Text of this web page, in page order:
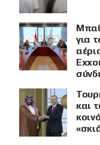
για
και